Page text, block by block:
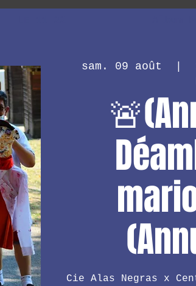
sam. 09 août
Cie Alas Negras x